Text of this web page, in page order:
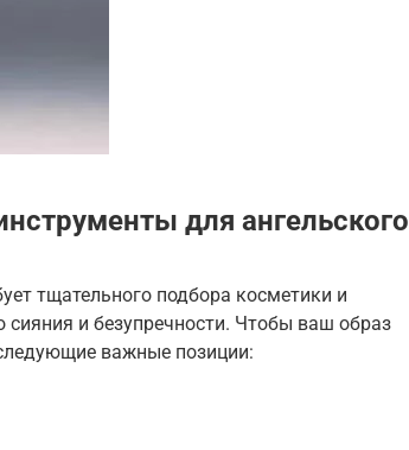
для ангельского
тщательного подбора косметики и
сияния и безупречности. Чтобы ваш образ
важные позиции: